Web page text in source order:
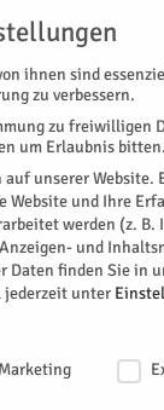
IMPRESSUM
GALERIE
ihnen sind
zu verbessern.
zu freiwilligen
um Erlaubnis bitten.
unserer Website.
Website und Ihre
werden (z. B.
und
Daten finden Sie in
jederzeit unter
Marketing